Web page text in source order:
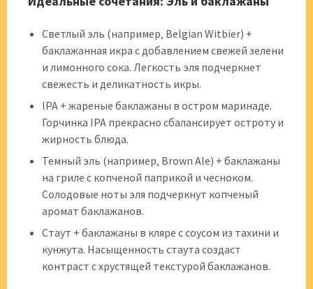
Светлый эль (например‚ Belgian Witbier) +
баклажанная икра с добавлением свежей зелени
и лимонного сока. Легкость эля подчеркнет
свежесть и деликатность икры.
IPA + жареные баклажаны в остром маринаде.
Горчинка IPA прекрасно сбалансирует остроту и
жирность блюда.
Темный эль (например‚ Brown Ale) + баклажаны
на гриле с копченой паприкой и чесноком.
Солодовые ноты эля подчеркнут копченый
аромат баклажанов.
Стаут + баклажаны в кляре с соусом из тахини и
кунжута. Насыщенность стаута создаст
контраст с хрустящей текстурой баклажанов.